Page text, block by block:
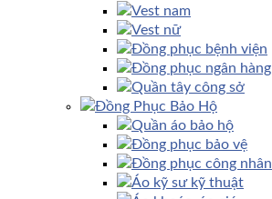
Vest nam
Vest nữ
Đồng phục bệnh viện
Đồng phục ngân hàng
Quần tây công sở
Đồng Phục Bảo Hộ
Quần áo bảo hộ
Đồng phục bảo vệ
Đồng phục công nhân
Áo kỹ sư kỹ thuật